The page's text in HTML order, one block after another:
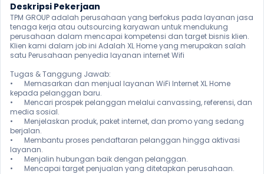
Deskripsi Pekerjaan
TPM GROUP adalah perusahaan yang berfokus pada layanan jasa
tenaga kerja atau outsourcing karyawan untuk mendukung
perusahaan dalam mencapai kompetensi dan target bisnis klien.
Klien kami dalam job ini Adalah XL Home yang merupakan salah
satu Perusahaan penyedia layanan internet Wifi
Tugas & Tanggung Jawab:
•	Memasarkan dan menjual layanan WiFi Internet XL Home
kepada pelanggan baru.
•	Mencari prospek pelanggan melalui canvassing, referensi, dan
media sosial.
•	Menjelaskan produk, paket internet, dan promo yang sedang
berjalan.
•	Membantu proses pendaftaran pelanggan hingga aktivasi
layanan.
•	Menjalin hubungan baik dengan pelanggan.
•	Mencapai target penjualan yang ditetapkan perusahaan.